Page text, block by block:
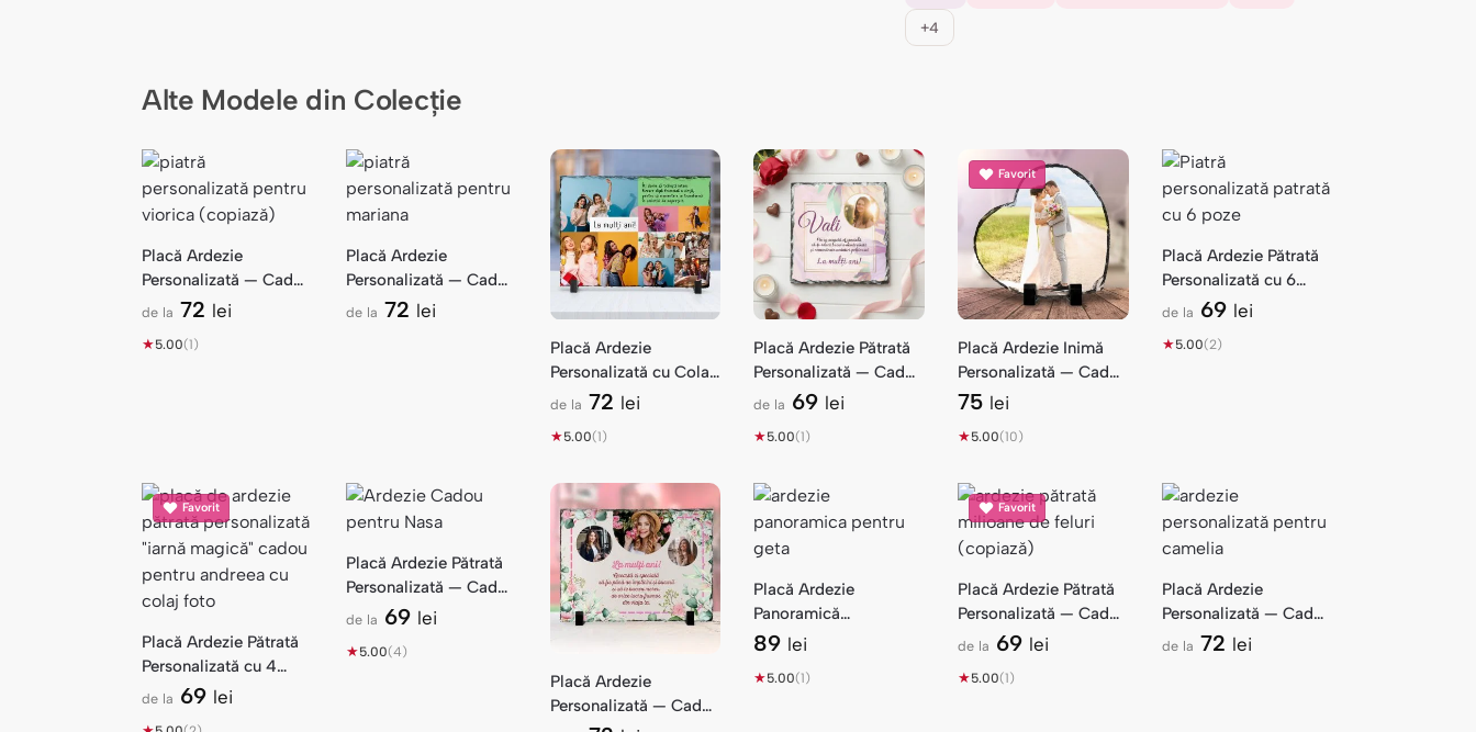
+4
Alte Modele din Colecție
Placă Ardezie
Personalizată — Cadou
Familie
de la 72 lei
★5.00(1)
Placă Ardezie
Personalizată — Cadou
Mariana
de la 72 lei
Placă Ardezie
Personalizată cu Colaj
Poze — Cadou
de la 72 lei
★5.00(1)
Placă Ardezie Pătrată
Personalizată — Cadou
La Mulți Ani Pastel
de la 69 lei
★5.00(1)
Favorit
Placă Ardezie Inimă
Personalizată — Cadou
cu Poză
75 lei
★5.00(10)
Placă Ardezie Pătrată
Personalizată cu 6
Poze
de la 69 lei
★5.00(2)
Favorit
Placă Ardezie Pătrată
Personalizată cu 4
Poze — Cadou
de la 69 lei
Placă Ardezie Pătrată
Personalizată — Cadou
Nașa din Partea Finilor
de la 69 lei
★5.00(4)
Placă Ardezie
Personalizată — Cadou
Placă Ardezie
Panoramică
Personalizată — Cadou
89 lei
★5.00(1)
Favorit
Placă Ardezie Pătrată
Personalizată — Cadou
Mama
de la 69 lei
★5.00(1)
Placă Ardezie
Personalizată — Cadou
Camelia
de la 72 lei